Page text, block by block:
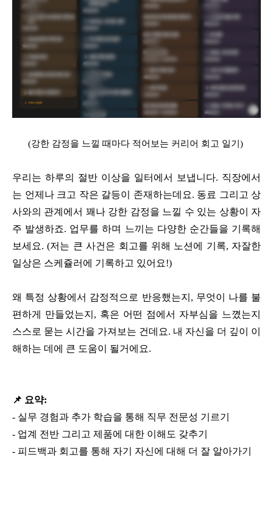
(강한 감정을 느낄 때마다 적어보는 커리어 회고 일기)
우리는 하루의 절반 이상을 일터에서 보냅니다. 직장에서
는 언제나 크고 작은 갈등이 존재하는데요. 동료 그리고 상
사와의 관계에서 꽤나 강한 감정을 느낄 수 있는 상황이 자
주 발생하죠. 업무를 하며 느끼는 다양한 순간들을 기록해
보세요. (저는 큰 사건은 회고를 위해 노션에 기록, 자잘한
일상은 스케쥴러에 기록하고 있어요!)
왜 특정 상황에서 감정적으로 반응했는지, 무엇이 나를 불
편하게 만들었는지, 혹은 어떤 점에서 자부심을 느꼈는지
스스로 묻는 시간을 가져보는 건데요. 내 자신을 더 깊이 이
해하는 데에 큰 도움이 될거에요.
📌 요약:
- 실무 경험과 추가 학습을 통해 직무 전문성 기르기
- 업계 전반 그리고 제품에 대한 이해도 갖추기
- 피드백과 회고를 통해 자기 자신에 대해 더 잘 알아가기